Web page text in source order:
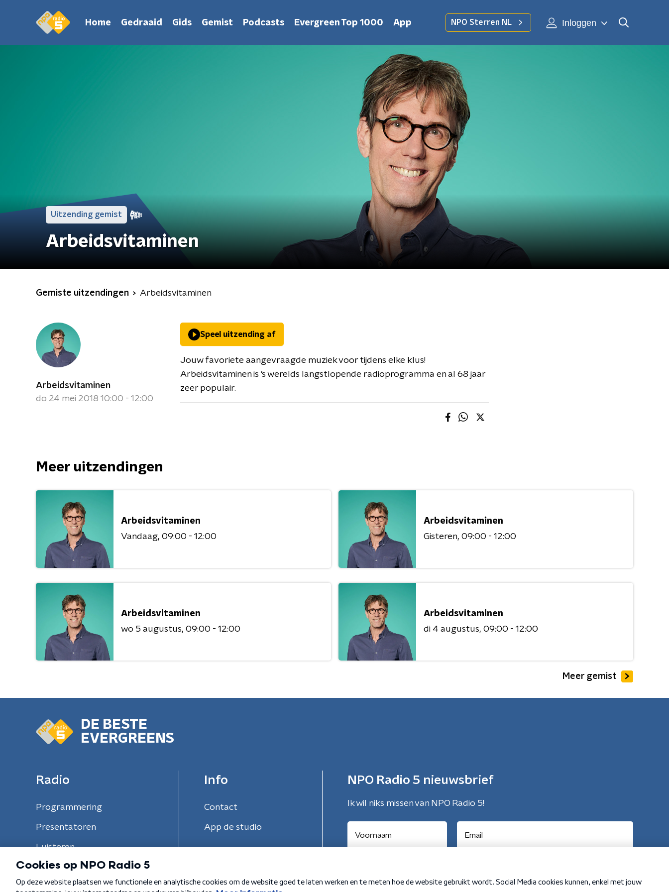
Home Gedraaid Gids Gemist Podcasts Evergreen Top 1000 App NPO Sterren NL Inloggen
Uitzending gemist
Arbeidsvitaminen
Gemiste uitzendingen Arbeidsvitaminen
Arbeidsvitaminen
do 24 mei 2018 10:00 - 12:00
Speel uitzending af
Jouw favoriete aangevraagde muziek voor tijdens elke klus!
Arbeidsvitaminen is 's werelds langstlopende radioprogramma en al 68 jaar
zeer populair.
Meer uitzendingen
Arbeidsvitaminen
Vandaag 09:00 - 12:00
Arbeidsvitaminen
Gisteren 09:00 - 12:00
Arbeidsvitaminen
wo 5 augustus 09:00 - 12:00
Arbeidsvitaminen
di 4 augustus 09:00 - 12:00
Meer gemist
DE BESTE
EVERGREENS
Radio
Programmering
Presentatoren
Luisteren
Info
Contact
App de studio
NPO Radio 5 nieuwsbrief
Ik wil niks missen van NPO Radio 5!